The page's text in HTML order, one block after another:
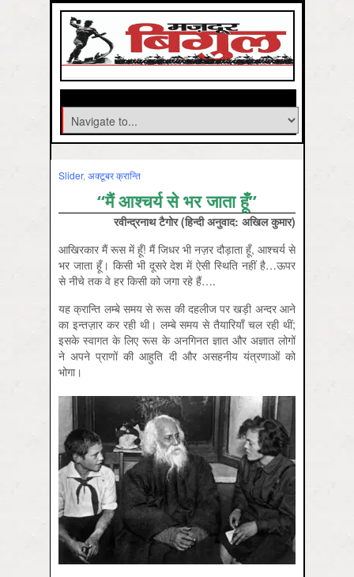
Slider, अक्‍टूबर क्रान्ति
“मैं आश्चर्य से भर जाता हूँ”
रवीन्द्रनाथ टैगोर (हिन्दी अनुवाद: अखिल कुमार)
आखिरकार मैं रूस में हूँ! मैं जिधर भी नज़र दौड़ाता हूँ, आश्चर्य से
भर जाता हूँ। किसी भी दूसरे देश में ऐसी स्थिति नहीं है…ऊपर
से नीचे तक वे हर किसी को जगा रहे हैं….
यह क्रान्ति लम्बे समय से रूस की दहलीज पर खड़ी अन्दर आने
का इन्तज़ार कर रही थी। लम्बे समय से तैयारियाँ चल रही थीं;
इसके स्वागत के लिए रूस के अनगिनत ज्ञात और अज्ञात लोगों
ने अपने प्राणों की आहुति दी और असहनीय यंत्रणाओं को
भोगा।